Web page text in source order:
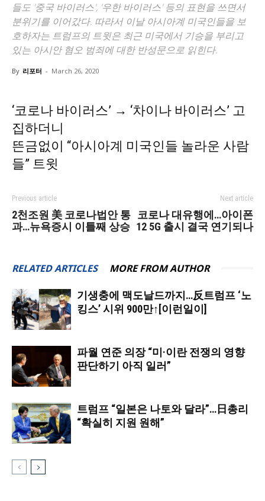
들도 '중국 바이러스', '우한 바이러스' 등의 표현을 쓰면서
분위기를 이어갔다. 따라서 이날 아시아계 미국인들을 보
호하자는 트럼프의 트윗은 최근 미국에서 기승을 부리고
있는 아시안 혐오 범죄에 대한 반성문으로 읽힌다.
By 리포터 - March 26, 2020
‘코로나 바이러스’ → ‘차이나 바이러스’ 고
집하더니
뜬금없이 “아시아계 미국인들 놀라운 사람
들” 트윗
Previous article
2천조원 美 코로나법안 통
과…뉴욕증시 이틀째 상승
Next article
코로나 대유행에…아이폰
12 5G 출시 결국 연기되나
RELATED ARTICLES MORE FROM AUTHOR
기생충에 맥도날드까지…反트럼프 ‘노
킹스’ 시위 900만↑[이런일이]
파월 연준 의장 “미·이란 전쟁의 영향
판단하기 아직 일러”
트럼프 “일본은 나토와 달라”…日총리
“확실히 지원 원해”